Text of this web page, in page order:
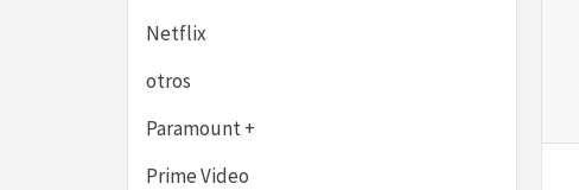
Netflix
otros
Paramount +
Prime Video